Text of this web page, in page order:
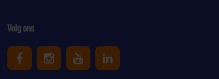
Volg ons
Uniek Sporten op Facebook
Uniek Sporten op Instagram
Uniek Sporten op Youtube
Uniek Sporten op